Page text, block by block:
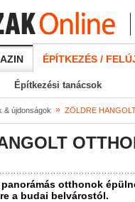
ÉPÍTKEZÉS /
Építkezési tanácsok
& újdonságok » ZÖLDRE
otthonok
a budai belvárostól.